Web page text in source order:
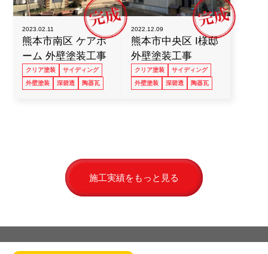
2023.02.11
熊本市南区 ケアホ
ーム 外壁塗装工事
クリア塗装
サイディング
外壁塗装
深碧透 陶器瓦
2022.12.09
熊本市中央区 I様邸
外壁塗装工事
クリア塗装
サイディング
外壁塗装
深碧透 陶器瓦
施工実績をもっと見る